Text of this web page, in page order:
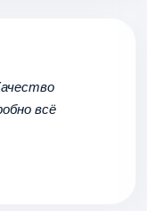
всё